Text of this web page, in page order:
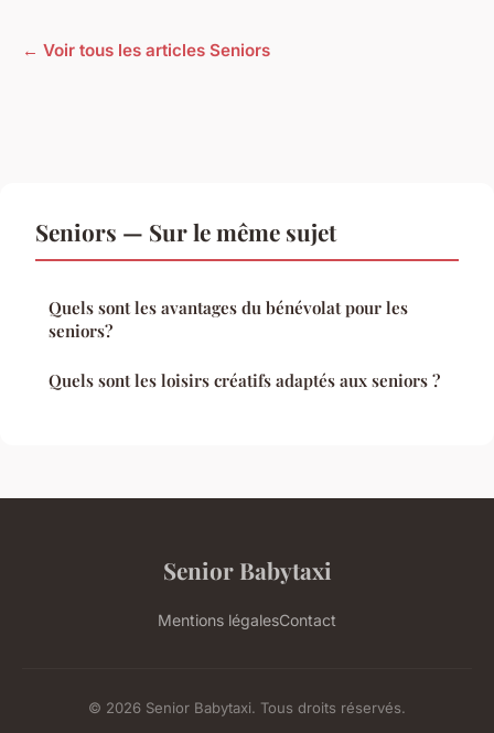
← Voir tous les articles Seniors
Seniors — Sur le même sujet
Quels sont les avantages du bénévolat pour les
seniors?
Quels sont les loisirs créatifs adaptés aux seniors ?
Senior Babytaxi
Mentions légalesContact
© 2026 Senior Babytaxi. Tous droits réservés.